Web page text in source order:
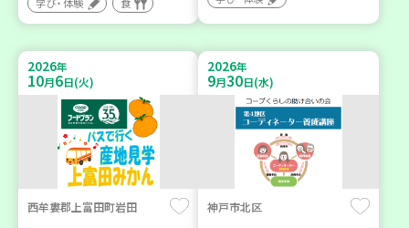
学び・体験
食
2026年
10月6日(火)
西牟婁郡上富田町岩田
2026年
9月30日(水)
神戸市北区